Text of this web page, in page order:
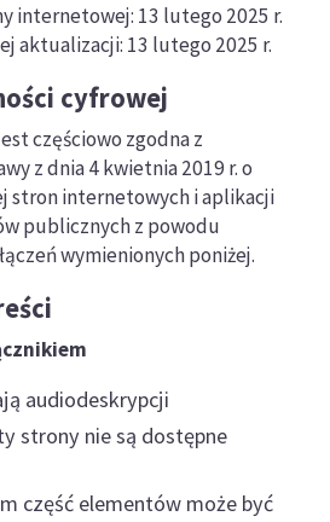
internetowej: 13 lutego 2025 r.
aktualizacji: 13 lutego 2025 r.
cyfrowej
częściowo zgodna z
z dnia 4 kwietnia 2019 r. o
stron internetowych i aplikacji
publicznych z powodu
wymienionych poniżej.
audiodeskrypcji
strony nie są dostępne
część elementów może być